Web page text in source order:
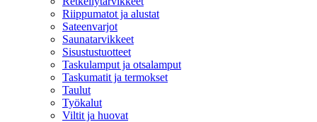
Riippumatot ja alustat
Sateenvarjot
Saunatarvikkeet
Sisustustuotteet
Taskulamput ja otsalamput
Taskumatit ja termokset
Taulut
Työkalut
Viltit ja huovat